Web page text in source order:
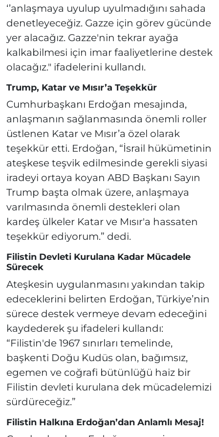
‘’anlaşmaya uyulup uyulmadığını sahada
denetleyeceğiz. Gazze için görev gücünde
yer alacağız. Gazze'nin tekrar ayağa
kalkabilmesi için imar faaliyetlerine destek
olacağız." ifadelerini kullandı.
Trump, Katar ve Mısır’a Teşekkür
Cumhurbaşkanı Erdoğan mesajında,
anlaşmanın sağlanmasında önemli roller
üstlenen Katar ve Mısır’a özel olarak
teşekkür etti. Erdoğan, “İsrail hükümetinin
ateşkese teşvik edilmesinde gerekli siyasi
iradeyi ortaya koyan ABD Başkanı Sayın
Trump başta olmak üzere, anlaşmaya
varılmasında önemli destekleri olan
kardeş ülkeler Katar ve Mısır'a hassaten
teşekkür ediyorum.” dedi.
Filistin Devleti Kurulana Kadar Mücadele
Sürecek
Ateşkesin uygulanmasını yakından takip
edeceklerini belirten Erdoğan, Türkiye’nin
sürece destek vermeye devam edeceğini
kaydederek şu ifadeleri kullandı:
“Filistin'de 1967 sınırları temelinde,
başkenti Doğu Kudüs olan, bağımsız,
egemen ve coğrafi bütünlüğü haiz bir
Filistin devleti kurulana dek mücadelemizi
sürdüreceğiz.”
Filistin Halkına Erdoğan’dan Anlamlı Mesaj!